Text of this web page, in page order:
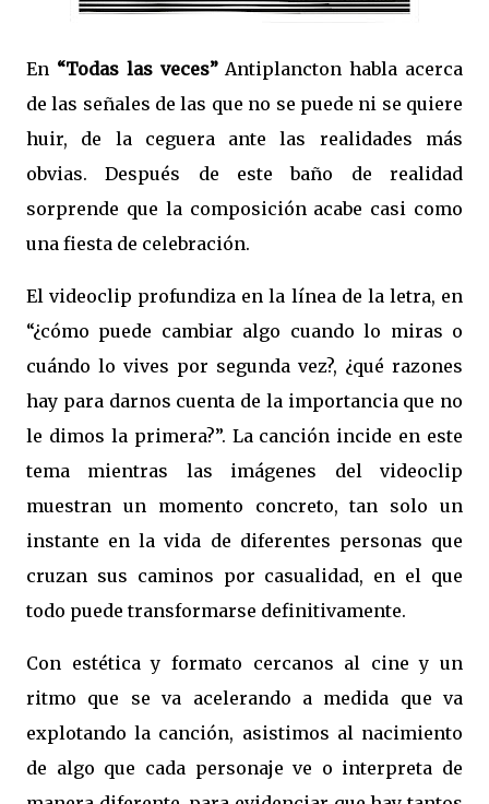
En “Todas las veces”Antiplancton habla acerca
de las señales de las que no se puede ni se quiere
huir, de la ceguera ante las realidades más
obvias. Después de este baño de realidad
sorprende que la composición acabe casi como
una fiesta de celebración.
El videoclip profundiza en la línea de la letra, en
“¿cómo puede cambiar algo cuando lo miras o
cuándo lo vives por segunda vez?, ¿qué razones
hay para darnos cuenta de la importancia que no
le dimos la primera?”. La canción incide en este
tema mientras las imágenes del videoclip
muestran un momento concreto, tan solo un
instante en la vida de diferentes personas que
cruzan sus caminos por casualidad, en el que
todo puede transformarse definitivamente.
Con estética y formato cercanos al cine y un
ritmo que se va acelerando a medida que va
explotando la canción, asistimos al nacimiento
de algo que cada personaje ve o interpreta de